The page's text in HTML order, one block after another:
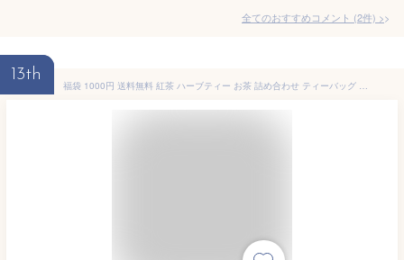
全てのおすすめコメント (2件) >
13th
福袋 1000円 送料無料 紅茶 ハーブティー お茶 詰め合わせ ティーバッグ ノンカフェイン オーガニックティー 水出し 14包 6種類 紅茶専門店 お得セット セイロンティー アソート ギフト カフェイン オーガニック ホットティー プレゼント ラッピング可能 かわいい